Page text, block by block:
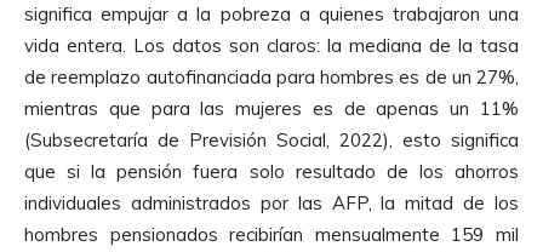
significa empujar a la pobreza a quienes trabajaron una
vida entera. Los datos son claros: la mediana de la tasa
de reemplazo autofinanciada para hombres es de un 27%,
mientras que para las mujeres es de apenas un 11%
(Subsecretaría de Previsión Social, 2022), esto significa
que si la pensión fuera solo resultado de los ahorros
individuales administrados por las AFP, la mitad de los
hombres pensionados recibirían mensualmente 159 mil